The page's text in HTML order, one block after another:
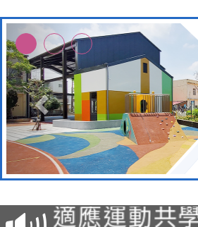
本校115學
招甄選結果
適應運動共